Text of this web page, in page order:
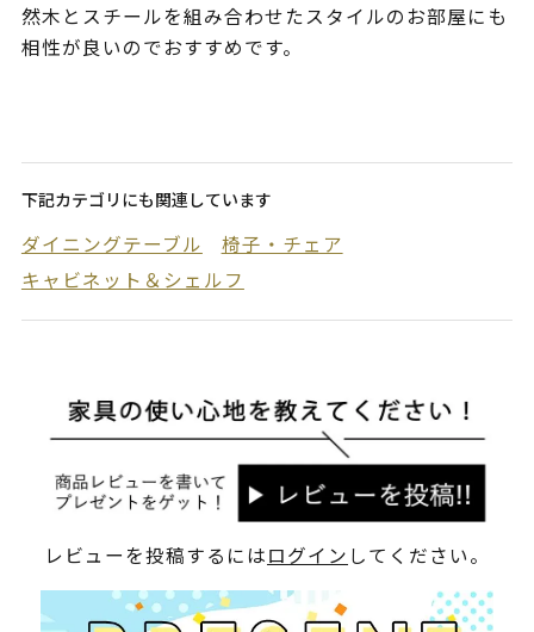
然木とスチールを組み合わせたスタイルのお部屋にも
相性が良いのでおすすめです。
下記カテゴリにも関連しています
ダイニングテーブル
椅子・チェア
キャビネット＆シェルフ
レビューを投稿するにはログイン してください。